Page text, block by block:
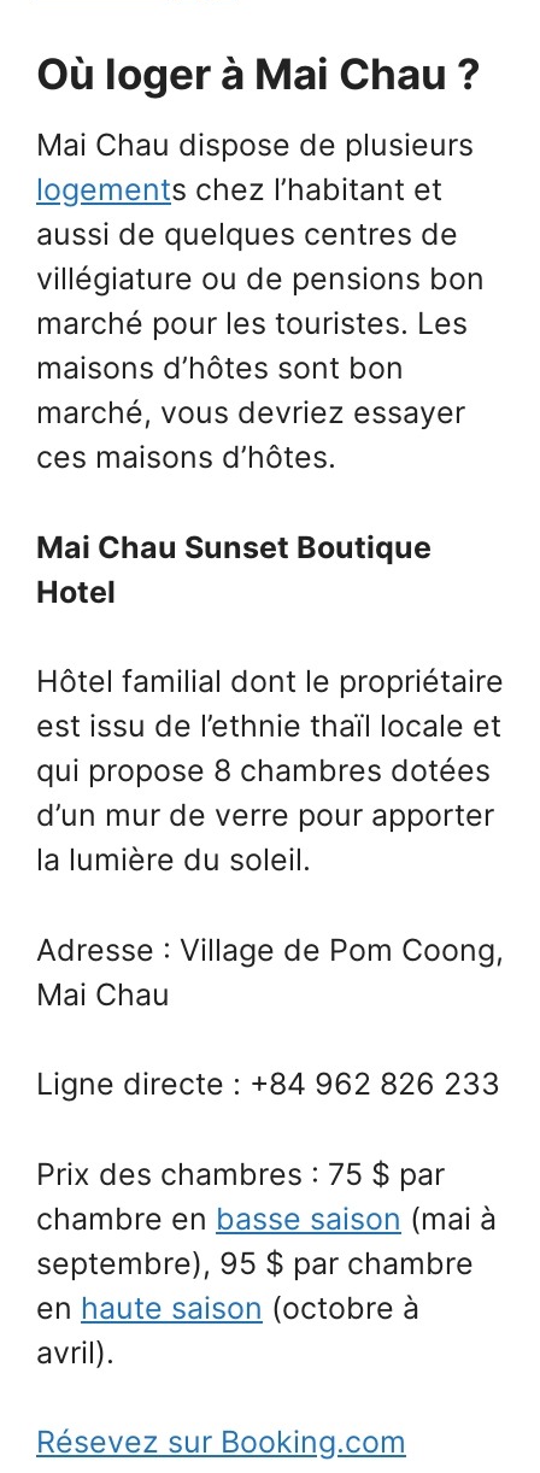
Où loger à Mai Chau ?
Mai Chau dispose de plusieurs
logements chez l’habitant et
aussi de quelques centres de
villégiature ou de pensions bon
marché pour les touristes. Les
maisons d’hôtes sont bon
marché, vous devriez essayer
ces maisons d’hôtes.
Mai Chau Sunset Boutique
Hotel
Hôtel familial dont le propriétaire
est issu de l’ethnie thaïl locale et
qui propose 8 chambres dotées
d’un mur de verre pour apporter
la lumière du soleil.
Adresse : Village de Pom Coong,
Mai Chau
Ligne directe : +84 962 826 233
Prix des chambres : 75 $ par
chambre en basse saison (mai à
septembre), 95 $ par chambre
en haute saison (octobre à
avril).
Résevez sur Booking.com